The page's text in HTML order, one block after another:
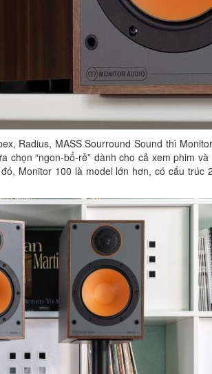
Radius, MASS Sourround Sound thì
“ngon-bổ-rẻ” dành cho cả xem phim
Monitor 100 là model lớn hơn, có cấu trúc